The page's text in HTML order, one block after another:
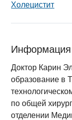
Холецистит
Информация
Доктор Карин
образование в
по общей
отделении